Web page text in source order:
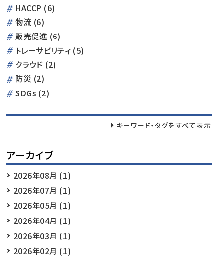
HACCP (6)
物流 (6)
販売促進 (6)
トレーサビリティ (5)
クラウド (2)
防災 (2)
SDGs (2)
キーワード・タグをすべて表示
アーカイブ
2026年08月 (1)
2026年07月 (1)
2026年05月 (1)
2026年04月 (1)
2026年03月 (1)
2026年02月 (1)